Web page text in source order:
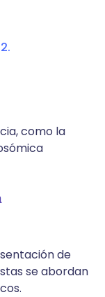
como la
de
se abordan